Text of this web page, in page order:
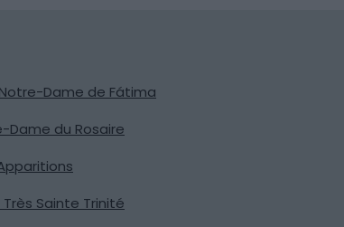
Dame de Fátima
Dame du Rosaire
Sainte Trinité